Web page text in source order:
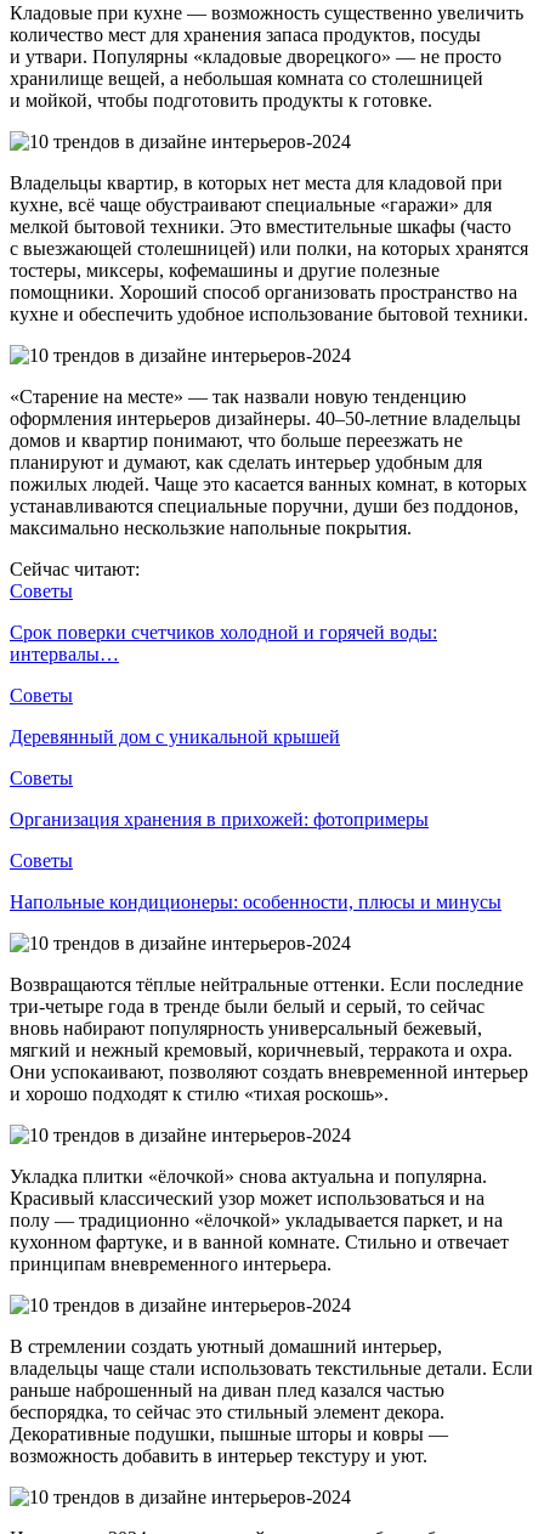
Кладовые при кухне — возможность существенно увеличить
количество мест для хранения запаса продуктов, посуды
и утвари. Популярны «кладовые дворецкого» — не просто
хранилище вещей, а небольшая комната со столешницей
и мойкой, чтобы подготовить продукты к готовке.
Владельцы квартир, в которых нет места для кладовой при
кухне, всё чаще обустраивают специальные «гаражи» для
мелкой бытовой техники. Это вместительные шкафы (часто
с выезжающей столешницей) или полки, на которых хранятся
тостеры, миксеры, кофемашины и другие полезные
помощники. Хороший способ организовать пространство на
кухне и обеспечить удобное использование бытовой техники.
«Старение на месте» — так назвали новую тенденцию
оформления интерьеров дизайнеры. 40–50-летние владельцы
домов и квартир понимают, что больше переезжать не
планируют и думают, как сделать интерьер удобным для
пожилых людей. Чаще это касается ванных комнат, в которых
устанавливаются специальные поручни, души без поддонов,
максимально нескользкие напольные покрытия.
Сейчас читают:
Советы
Срок поверки счетчиков холодной и горячей воды:
интервалы…
Советы
Деревянный дом с уникальной крышей
Советы
Организация хранения в прихожей: фотопримеры
Советы
Напольные кондиционеры: особенности, плюсы и минусы
Возвращаются тёплые нейтральные оттенки. Если последние
три-четыре года в тренде были белый и серый, то сейчас
вновь набирают популярность универсальный бежевый,
мягкий и нежный кремовый, коричневый, терракота и охра.
Они успокаивают, позволяют создать вневременной интерьер
и хорошо подходят к стилю «тихая роскошь».
Укладка плитки «ёлочкой» снова актуальна и популярна.
Красивый классический узор может использоваться и на
полу — традиционно «ёлочкой» укладывается паркет, и на
кухонном фартуке, и в ванной комнате. Стильно и отвечает
принципам вневременного интерьера.
В стремлении создать уютный домашний интерьер,
владельцы чаще стали использовать текстильные детали. Если
раньше наброшенный на диван плед казался частью
беспорядка, то сейчас это стильный элемент декора.
Декоративные подушки, пышные шторы и ковры —
возможность добавить в интерьер текстуру и уют.